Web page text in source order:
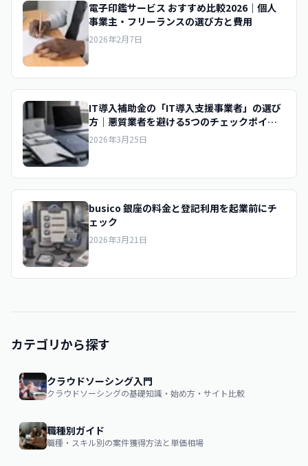
電子印鑑サービス おすすめ比較2026｜個人
事業主・フリーランスの選び方と費用
2026年2月7日
IT導入補助金の「IT導入支援事業者」の選び
方｜悪質業者を避ける5つのチェックポイン
ト
2026年3月25日
busico 銀座の料金と登記利用を起業前にチ
ェック
2026年3月21日
カテゴリから探す
クラウドソーシング入門
クラウドソーシングの基礎知識・始め方・サイト比較
職種別ガイド
職種・スキル別の案件獲得方法と単価相場